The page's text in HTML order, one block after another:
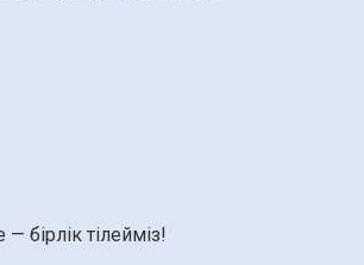
тілейміз!